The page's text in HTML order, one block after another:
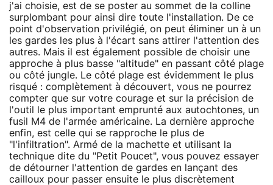
j'ai choisie, est de se poster au sommet de la colline
surplombant pour ainsi dire toute l'installation. De ce
point d'observation privilégié, on peut éliminer un à un
les gardes les plus à l'écart sans attirer l'attention des
autres. Mais il est également possible de choisir une
approche à plus basse "altitude" en passant côté plage
ou côté jungle. Le côté plage est évidemment le plus
risqué : complètement à découvert, vous ne pourrez
compter que sur votre courage et sur la précision de
l'outil le plus important emprunté aux autochtones, un
fusil M4 de l'armée américaine. La dernière approche
enfin, est celle qui se rapproche le plus de
"l'infiltration". Armé de la machette et utilisant la
technique dite du "Petit Poucet", vous pouvez essayer
de détourner l'attention de gardes en lançant des
cailloux pour passer ensuite le plus discrètement